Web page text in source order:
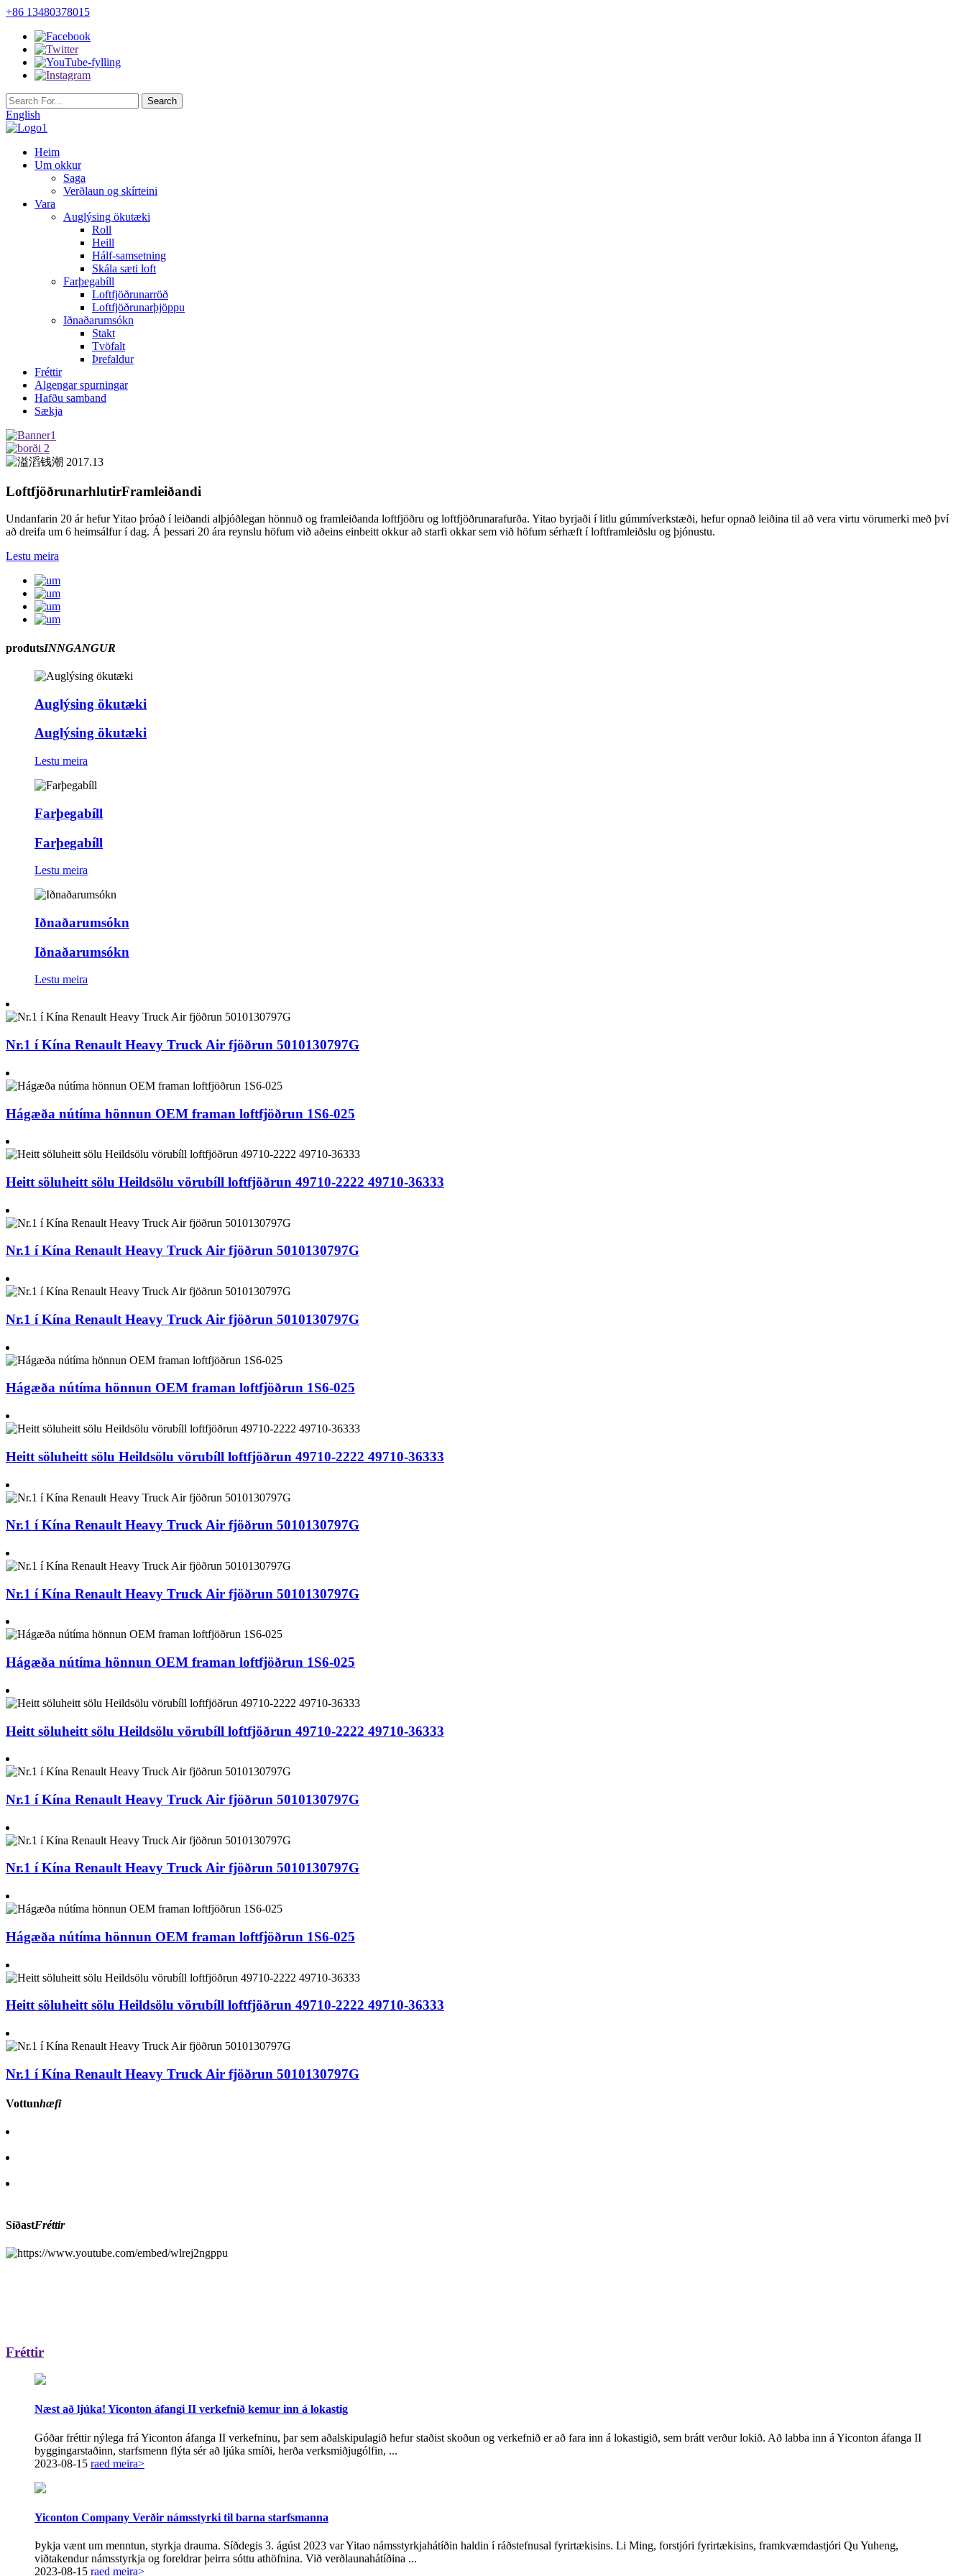
+86 13480378015
English
Heim
Um okkur
Saga
Verðlaun og skírteini
Vara
Auglýsing ökutæki
Roll
Heill
Hálf-samsetning
Skála sæti loft
Farþegabíll
Loftfjöðrunarröð
Loftfjöðrunarþjöppu
Iðnaðarumsókn
Stakt
Tvöfalt
Þrefaldur
Fréttir
Algengar spurningar
Hafðu samband
Sækja
LoftfjöðrunarhlutirFramleiðandi
Undanfarin 20 ár hefur Yitao þróað í leiðandi alþjóðlegan hönnuð og framleiðanda loftfjöðru og loftfjöðrunarafurða. Yitao byrjaði í litlu gúmmíverkstæði, hefur opnað leiðina til að vera virtu vörumerki með því
að dreifa um 6 heimsálfur í dag. Á þessari 20 ára reynslu höfum við aðeins einbeitt okkur að starfi okkar sem við höfum sérhæft í loftframleiðslu og þjónustu.
Lestu meira
produtsINNGANGUR
Auglýsing ökutæki
Auglýsing ökutæki
Lestu meira
Farþegabíll
Farþegabíll
Lestu meira
Iðnaðarumsókn
Iðnaðarumsókn
Lestu meira
Nr.1 í Kína Renault Heavy Truck Air fjöðrun 5010130797G
Hágæða nútíma hönnun OEM framan loftfjöðrun 1S6-025
Heitt söluheitt sölu Heildsölu vörubíll loftfjöðrun 49710-2222 49710-36333
Nr.1 í Kína Renault Heavy Truck Air fjöðrun 5010130797G
Nr.1 í Kína Renault Heavy Truck Air fjöðrun 5010130797G
Hágæða nútíma hönnun OEM framan loftfjöðrun 1S6-025
Heitt söluheitt sölu Heildsölu vörubíll loftfjöðrun 49710-2222 49710-36333
Nr.1 í Kína Renault Heavy Truck Air fjöðrun 5010130797G
Nr.1 í Kína Renault Heavy Truck Air fjöðrun 5010130797G
Hágæða nútíma hönnun OEM framan loftfjöðrun 1S6-025
Heitt söluheitt sölu Heildsölu vörubíll loftfjöðrun 49710-2222 49710-36333
Nr.1 í Kína Renault Heavy Truck Air fjöðrun 5010130797G
Nr.1 í Kína Renault Heavy Truck Air fjöðrun 5010130797G
Hágæða nútíma hönnun OEM framan loftfjöðrun 1S6-025
Heitt söluheitt sölu Heildsölu vörubíll loftfjöðrun 49710-2222 49710-36333
Nr.1 í Kína Renault Heavy Truck Air fjöðrun 5010130797G
Vottunhæfi
SíðastFréttir
Fréttir
Næst að ljúka! Yiconton áfangi II verkefnið kemur inn á lokastig
Góðar fréttir nýlega frá Yiconton áfanga II verkefninu, þar sem aðalskipulagið hefur staðist skoðun og verkefnið er að fara inn á lokastigið, sem brátt verður lokið. Að labba inn á Yiconton áfanga II
byggingarstaðinn, starfsmenn flýta sér að ljúka smíði, herða verksmiðjugólfin, ...
2023-08-15 raed meira>
Yiconton Company Verðir námsstyrki til barna starfsmanna
Þykja vænt um menntun, styrkja drauma. Síðdegis 3. ágúst 2023 var Yitao námsstyrkjahátíðin haldin í ráðstefnusal fyrirtækisins. Li Ming, forstjóri fyrirtækisins, framkvæmdastjóri Qu Yuheng,
viðtakendur námsstyrkja og foreldrar þeirra sóttu athöfnina. Við verðlaunahátíðina ...
2023-08-15 raed meira>